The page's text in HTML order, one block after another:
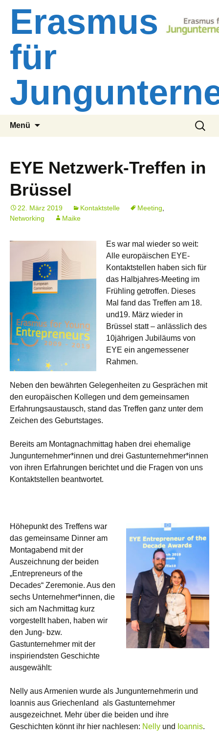
springen
Erasmus
für
Menü
Suchen
nach:
EYE Netzwerk-Treffen in
Brüssel
22. März 2019 Kontaktstelle Meeting
Networking
Maike
Es war mal wieder so weit:
Alle europäischen EYE-
Kontaktstellen haben sich für
das Halbjahres-Meeting im
Frühling getroffen. Dieses
Mal fand das Treffen am 18.
und19. März wieder in
Brüssel statt – anlässlich des
10jährigen Jubiläums von
EYE ein angemessener
Rahmen.
Neben den bewährten Gelegenheiten zu Gesprächen mit
den europäischen Kollegen und dem gemeinsamen
Erfahrungsaustausch, stand das Treffen ganz unter dem
Zeichen des Geburtstages.
Bereits am Montagnachmittag haben drei ehemalige
Jungunternehmer*innen und drei Gastunternehmer*innen
von ihren Erfahrungen berichtet und die Fragen von uns
Kontaktstellen beantwortet.
Höhepunkt des Treffens war
das gemeinsame Dinner am
Montagabend mit der
Auszeichnung der beiden
„Entrepreneurs of the
Decades“ Zeremonie. Aus den
sechs Unternehmer*innen, die
sich am Nachmittag kurz
vorgestellt haben, haben wir
den Jung- bzw.
Gastunternehmer mit der
inspiriendsten Geschichte
ausgewählt:
Nelly aus Armenien wurde als Jungunternehmerin und
Ioannis aus Griechenland als Gastunternehmer
ausgezeichnet. Mehr über die beiden und ihre
Geschichten könnt ihr hier nachlesen: Nelly und Ioannis.